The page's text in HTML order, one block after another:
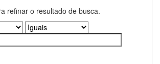
refinar o resultado de busca.